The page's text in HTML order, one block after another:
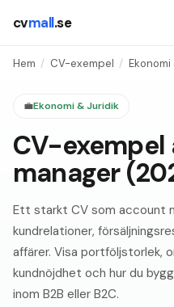
cvmall.se
Hem / CV-exempel /
💼Ekonomi & Juridik
CV-
manager
Ett starkt CV som account
kundrelationer,
affärer. Visa portföljstorlek,
kundnöjdhet och hur du
inom B2B eller B2C.